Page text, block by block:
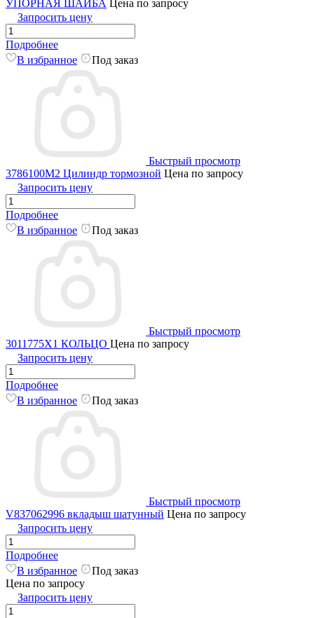
УПОРНАЯ ШАЙБА Цена по запросу
Запросить цену
Подробнее
В избранное
Под заказ
Быстрый просмотр
3786100M2 Цилиндр тормозной Цена по запросу
Запросить цену
Подробнее
В избранное
Под заказ
Быстрый просмотр
3011775X1 КОЛЬЦО Цена по запросу
Запросить цену
Подробнее
В избранное
Под заказ
Быстрый просмотр
V837062996 вкладыш шатунный Цена по запросу
Запросить цену
Подробнее
В избранное
Под заказ
Цена по запросу
Запросить цену